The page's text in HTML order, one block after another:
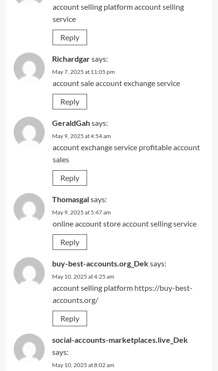
account selling platformaccount selling
service
Reply
Richardgarsays:
May 7, 2025 at 11:05 pm
account saleaccount exchange service
Reply
GeraldGahsays:
May 9, 2025 at 4:54 am
account exchange service profitable account
sales
Reply
Thomasgalsays:
May 9, 2025 at 5:47 am
online account storeaccount selling service
Reply
buy-best-accounts.org_Deksays:
May 10, 2025 at 4:25 am
account selling platform https://buy-best-
accounts.org/
Reply
social-accounts-marketplaces.live_Dek
says:
May 10, 2025 at 8:02 am